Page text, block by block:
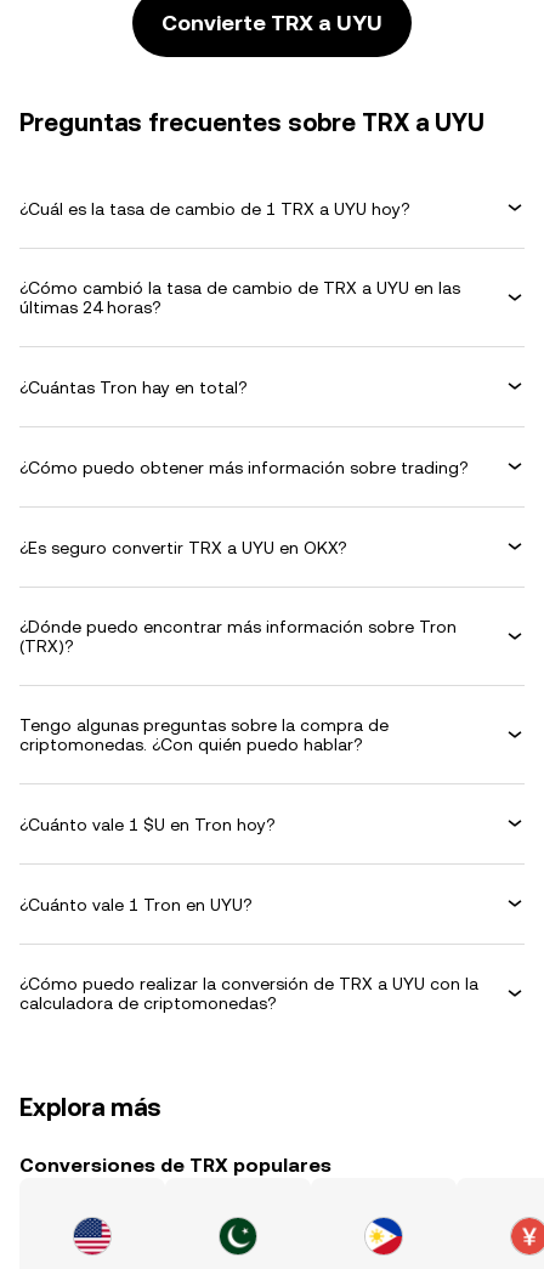
Convierte TRX a UYU
Preguntas frecuentes sobre TRX a UYU
¿Cuál es la tasa de cambio de 1 TRX a UYU hoy?
¿Cómo cambió la tasa de cambio de TRX a UYU en las
últimas 24 horas?
¿Cuántas Tron hay en total?
¿Cómo puedo obtener más información sobre trading?
¿Es seguro convertir TRX a UYU en OKX?
¿Dónde puedo encontrar más información sobre Tron
(TRX)?
Tengo algunas preguntas sobre la compra de
criptomonedas. ¿Con quién puedo hablar?
¿Cuánto vale 1 $U en Tron hoy?
¿Cuánto vale 1 Tron en UYU?
¿Cómo puedo realizar la conversión de TRX a UYU con la
calculadora de criptomonedas?
Explora más
Conversiones de TRX populares